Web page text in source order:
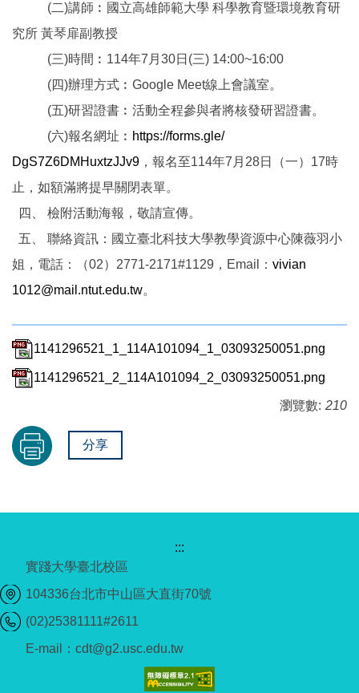
(二)講師︰國立高雄師範大學 科學教育暨環境教育研
究所 黃琴扉副教授
(三)時間︰114年7月30日(三) 14:00~16:00
(四)辦理方式︰Google Meet線上會議室。
(五)研習證書︰活動全程參與者將核發研習證書。
(六)報名網址︰ https://forms.gle/
DgS7Z6DMHuxtzJJv9 ， 報名至114年7月28日（一）17時
止， 如額滿將提早關閉表單。
四、 檢附活動海報，敬請宣傳。
五、 聯絡資訊：國立臺北科技大學教學資源中心陳薇羽小
姐，電話：（02）2771-2171#1129，Email： vivian
1012@mail.ntut.edu.tw。
1141296521_1_114A101094_1_03093250051.png
1141296521_2_114A101094_2_03093250051.png
瀏覽數: 210
分享
:::
實踐大學臺北校區
104336台北市中山區大直街70號
(02)25381111#2611
E-mail：cdt@g2.usc.edu.tw